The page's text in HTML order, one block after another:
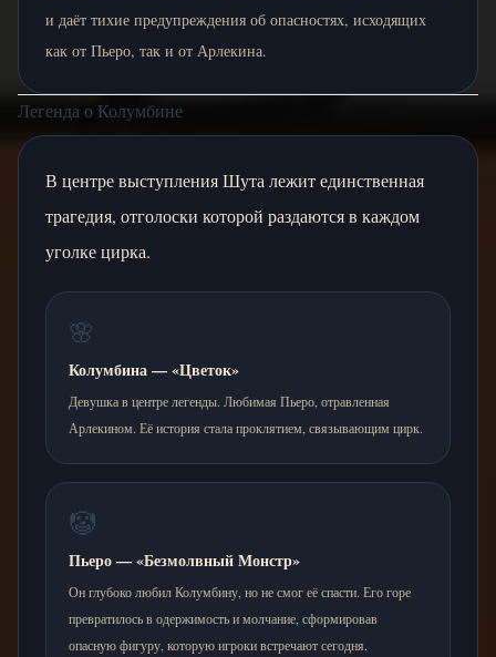
и даёт тихие предупреждения об опасностях, исходящих
как от Пьеро, так и от Арлекина.
Легенда о Колумбине
В центре выступления Шута лежит единственная
трагедия, отголоски которой раздаются в каждом
уголке цирка.
🌸
Колумбина — «Цветок»
Девушка в центре легенды. Любимая Пьеро, отравленная
Арлекином. Её история стала проклятием, связывающим цирк.
🤡
Пьеро — «Безмолвный Монстр»
Он глубоко любил Колумбину, но не смог её спасти. Его горе
превратилось в одержимость и молчание, сформировав
опасную фигуру, которую игроки встречают сегодня.